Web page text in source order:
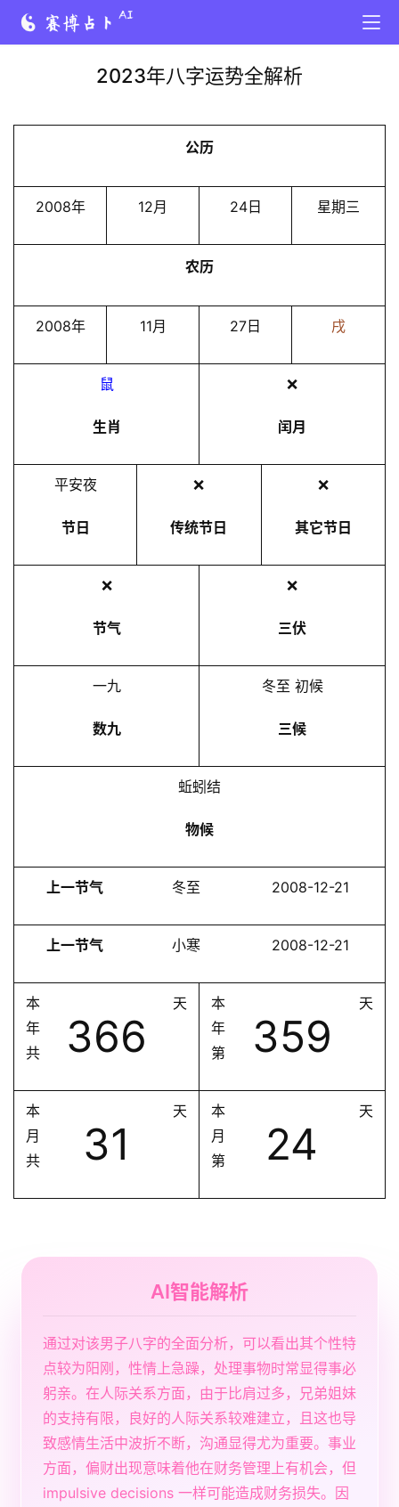
2023年八字运势全解析
公历
2008年 12月 24日 星期三
农历
2008年 11月 27日 戌
鼠
生肖
❌
闰月
平安夜
节日
❌
传统节日
❌
其它节日
❌
节气
❌
三伏
一九
数九
冬至 初候
三候
蚯蚓结
物候
上一节气 冬至 2008-12-21
上一节气 小寒 2008-12-21
本
年
共
366
天
本
年
第
359
天
本
月
共
31
天
本
月
第
24
天
AI智能解析
通过对该男子八字的全面分析，可以看出其个性特
点较为阳刚，性情上急躁，处理事物时常显得事必
躬亲。在人际关系方面，由于比肩过多，兄弟姐妹
的支持有限，良好的人际关系较难建立，且这也导
致感情生活中波折不断，沟通显得尤为重要。事业
方面，偏财出现意味着他在财务管理上有机会，但
impulsive decisions 一样可能造成财务损失。因